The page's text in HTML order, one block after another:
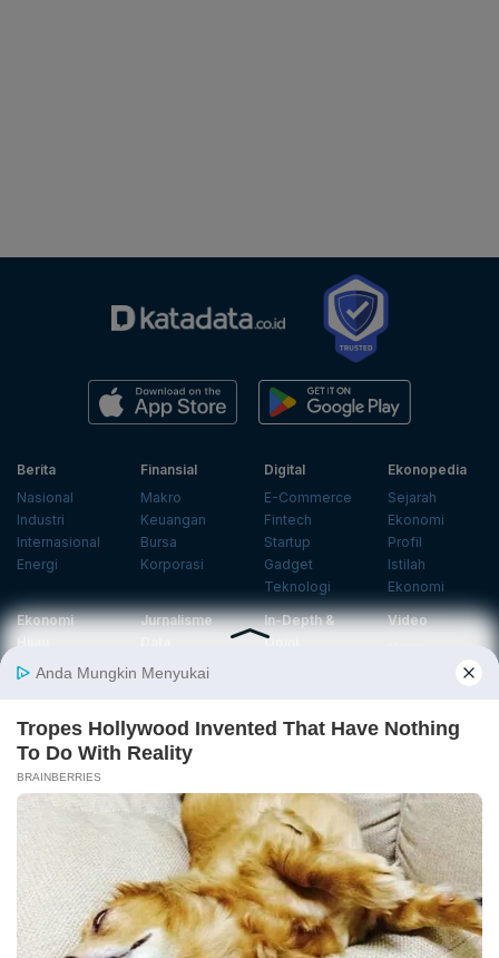
Berita
Nasional
Industri
Internasional
Energi
Finansial
Makro
Keuangan
Bursa
Korporasi
Digital
E-Commerce
Fintech
Startup
Gadget
Teknologi
Ekonopedia
Sejarah
Ekonomi
Profil
Istilah
Ekonomi
Ekonomi
Energi Baru
Investasi
Hijau
Jurnalisme
Infografik
In-Depth &
Opini
Laporan
Video
Podcast
Info
Center
Databoks
Event
KatadataOto